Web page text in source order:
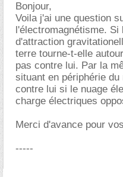
Bonjour,
Voila j'ai une question
l'électromagnétisme.
d'attraction
terre tourne-t-elle
pas contre lui. Par la
situant en périphérie
contre lui si le nuage
charge électriques
Merci d'avance pour
-----